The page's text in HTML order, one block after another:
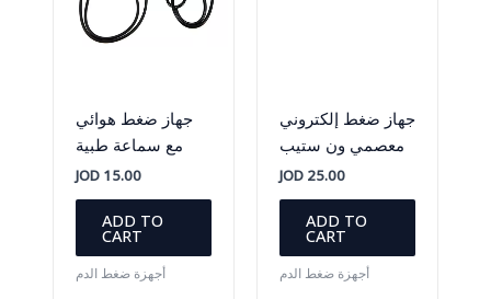
جهاز ضغط هوائي
مع سماعة طبية
JOD15.00
ADD TO
CART
أجهزة ضغط الدم
جهاز ضغط إلكتروني
معصمي ون ستيب
JOD 25.00
ADD TO
CART
أجهزة ضغط الدم